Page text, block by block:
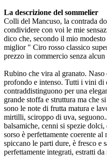
La descrizione del sommelier
Colli del Mancuso, la contrada
condividere con voi le mie
dico che, secondo il mio
miglior " Ciro rosso classico
prezzo in commercio senza
Rubino che vira al granato. Naso
profondo e intenso. Tutti i vini di
contraddistinguono per una
grande stoffa e struttura ma che
sono le note di frutta matura e
mirtilli, sciroppo di uva,
balsamiche, cenni si spezie
sorso è perfettamente coerente
spiccano le parti dure, è fresco e
perfettamente integrati, estratti da